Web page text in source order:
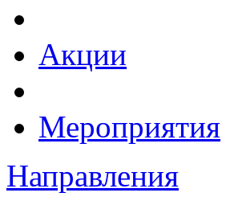
Акции
Мероприятия
Направления